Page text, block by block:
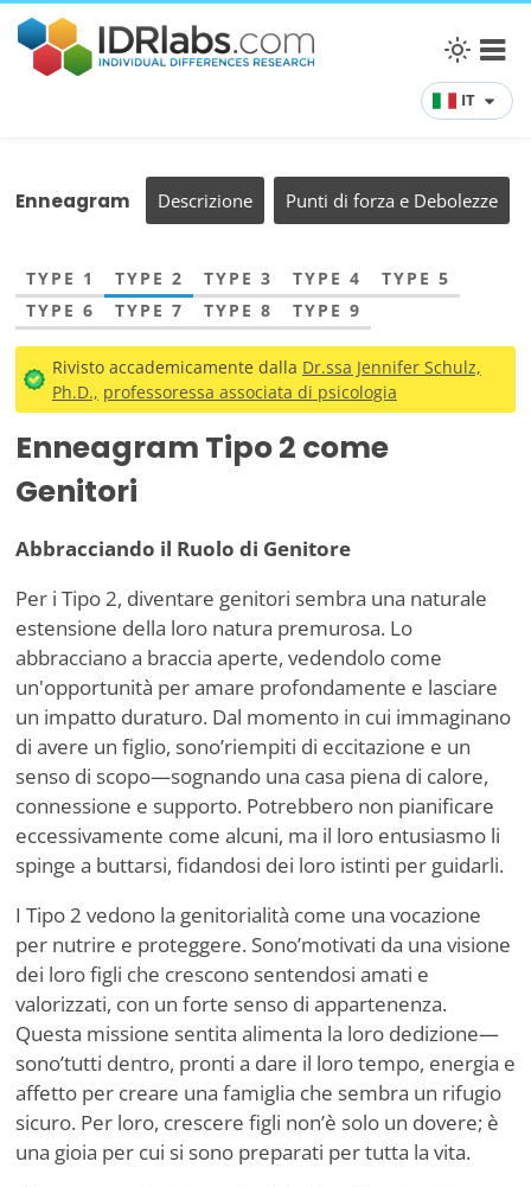
IT
Enneagram Descrizione Punti di forza e Debolezze
TYPE 1 TYPE 2 TYPE 3 TYPE 4
TYPE 5
TYPE 6
TYPE 7 TYPE 8 TYPE 9
Rivisto accademicamente dalla Dr.ssa Jennifer Schulz,
Ph.D., professoressa associata di psicologia
Enneagram Tipo 2 come
Genitori
Abbracciando il Ruolo di Genitore
Per i Tipo 2, diventare genitori sembra una naturale
estensione della loro natura premurosa. Lo
abbracciano a braccia aperte, vedendolo come
un'opportunità per amare profondamente e lasciare
un impatto duraturo. Dal momento in cui immaginano
di avere un figlio, sono’riempiti di eccitazione e un
senso di scopo—sognando una casa piena di calore,
connessione e supporto. Potrebbero non pianificare
eccessivamente come alcuni, ma il loro entusiasmo li
spinge a buttarsi, fidandosi dei loro istinti per guidarli.
I Tipo 2 vedono la genitorialità come una vocazione
per nutrire e proteggere. Sono’motivati da una visione
dei loro figli che crescono sentendosi amati e
valorizzati, con un forte senso di appartenenza.
Questa missione sentita alimenta la loro dedizione—
sono’tutti dentro, pronti a dare il loro tempo, energia e
affetto per creare una famiglia che sembra un rifugio
sicuro. Per loro, crescere figli non’è solo un dovere; è
una gioia per cui si sono preparati per tutta la vita.